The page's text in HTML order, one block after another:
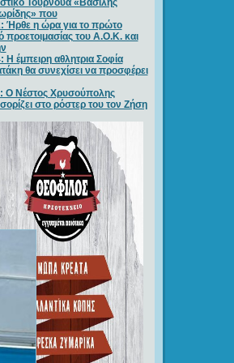
Τουρνουά «Βασίλης
που
Ήρθε η ώρα για το πρώτο
προετοιμασίας του Α.Ο.Κ. και
Η έμπειρη αθλητρια Σοφία
θα συνεχίσει να προσφέρει
Ο Νέστος Χρυσούπολης
στο ρόστερ του τον Ζήση